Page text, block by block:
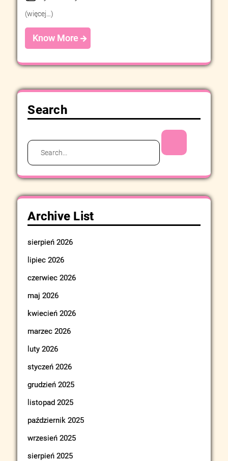
(więcej…)
Know More
Search
Search
Archive List
sierpień 2026
lipiec 2026
czerwiec 2026
maj 2026
kwiecień 2026
marzec 2026
luty 2026
styczeń 2026
grudzień 2025
listopad 2025
październik 2025
wrzesień 2025
sierpień 2025